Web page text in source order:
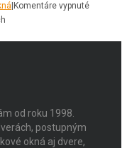
Komentáre vypnuté
od roku 1998.
postupným
okná aj dvere,